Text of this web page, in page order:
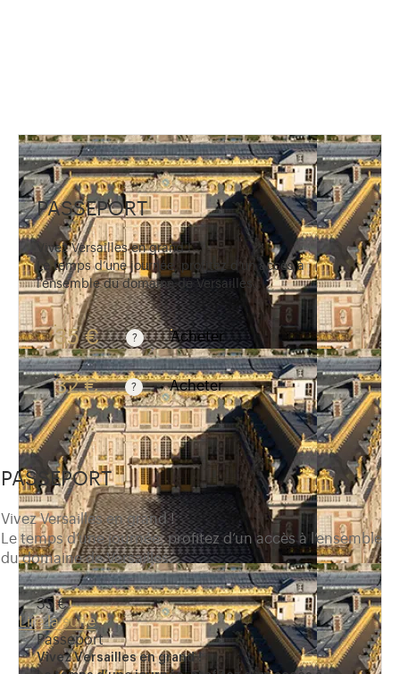
PASSEPORT
Vivez Versailles en grand !
Le temps d’une journée, profitez d’un accès à
l’ensemble du domaine de Versailles.
35 €
Tarif valable du 1er avril au 31 octobre. Tarif normal
Acheter
32 €
Tarif valable du 1er avril au 31 octobre . Tarif réduit -
Acheter
PASSEPORT
Vivez Versailles en grand !
Le temps d’une journée, profitez d’un accès à l’ensemble
du domaine de Versailles.
35 €
Lire la suite
Passeport
Vivez Versailles en grand !